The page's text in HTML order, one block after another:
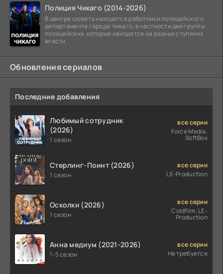
Полиция Чикаго (2014-2026)
В центре сюжета находятся работники полицейского
департамента города Чикаго, в частности две группы
полицейских, которые находятся на разных ступенях
власти.
Обновления сериалов
Последние добавления
Любимый сотрудник
(2026)
1 сезон
все серии
Force Media,
SoftBox
Стерлинг-Поинт (2026)
1 сезон
все серии
LE-Production
Осколки (2026)
1 сезон
все серии
Coldfilm, LE-
Production
Анна медиум (2021-2026)
1-5 сезон
все серии
Не требуется